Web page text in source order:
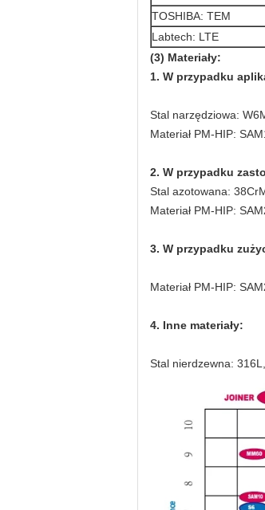
TOSHIBA: TEM
Labtech: LTE
(3) Materiały:
1. W przypadku
Stal narzędziowa:
Materiał PM-HIP:
2. W przypadku
Stal azotowana:
Materiał PM-HIP:
3. W przypadku
Materiał PM-HIP:
4. Inne materiały:
Stal nierdzewna: